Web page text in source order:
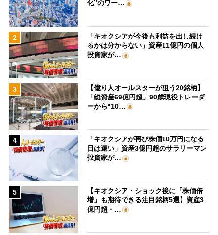
化”のワー…
2
「キオクシアが今後も利益を出し続け
るかは分からない」資産11億円の個人
投資家が…
3
【億り人オールスターが狙う20銘柄】
「総資産69億円超」90歳現役トレーダ
ーから“10…
4
「キオクシアが再び株価10万円になる
日は遠い」資産3億円超のサラリーマン
投資家が…
5
【キオクシア・ショック後に「株価倍
増」も期待できる注目銘柄5選】資産3
億円超・…